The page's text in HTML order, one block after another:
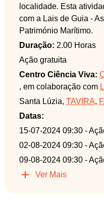
localidade. Esta
com a Lais de Guia -
Património Marítimo.
Duração: 2.00 Horas
Ação gratuita
Centro Ciência Viva:
, em colaboração com
Santa Lúzia, TAVIRA,
Datas:
15-07-2024 09:30 -
02-08-2024 09:30 -
09-08-2024 09:30 -
Ver Mais